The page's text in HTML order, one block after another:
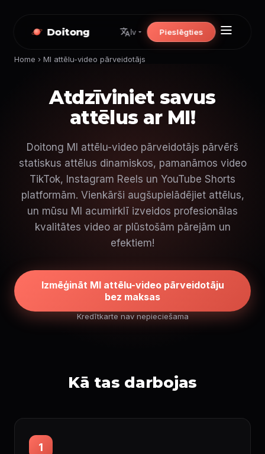
Doitong lv Pieslēgties
Home › MI attēlu-video pārveidotājs
Atdzīviniet savus
attēlus ar MI!
Doitong MI attēlu-video pārveidotājs pārvērš
statiskus attēlus dinamiskos, pamanāmos video
TikTok, Instagram Reels un YouTube Shorts
platformām. Vienkārši augšupielādējiet attēlus,
un mūsu MI acumirklī izveidos profesionālas
kvalitātes video ar plūstošām pārejām un
efektiem!
Izmēģināt MI attēlu-video pārveidotāju
bez maksas
Kredītkarte nav nepieciešama
Kā tas darbojas
1